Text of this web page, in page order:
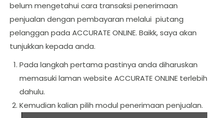
belum mengetahui cara transaksi penerimaan
penjualan dengan pembayaran melalui piutang
pelanggan pada ACCURATE ONLINE. Baikk, saya akan
tunjukkan kepada anda.
Pada langkah pertama pastinya anda diharuskan
memasuki laman website ACCURATE ONLINE terlebih
dahulu.
Kemudian kalian pilih modul penerimaan penjualan.